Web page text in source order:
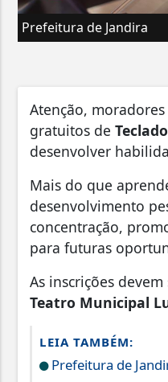
Prefeitura de Jandira
Atenção,
gratuitos de
desenvolver
Mais do que
desenvolvimento
concentração,
para futuras
As inscrições
Teatro Municipal
LEIA TAMBÉM:
Prefeitura de